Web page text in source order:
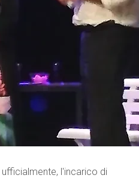
l'incarico di